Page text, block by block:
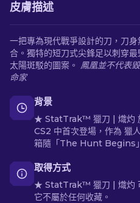
皮膚描述
一把專為現代戰爭設計的刀，刀
合。獨特的短刀式尖鋒足以刺穿
太陽斑駁的圖案。 鳳凰並不代表
命家
背景
★ StatTrak™ 獵刀 | 熾灼
CS2 中首次登場，作為 獵
箱隨「The Hunt Begins
取得方式
★ StatTrak™ 獵刀 | 熾灼
它不屬於任何收藏。